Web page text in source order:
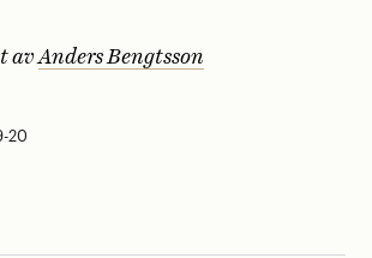
avAnders Bengtsson
20